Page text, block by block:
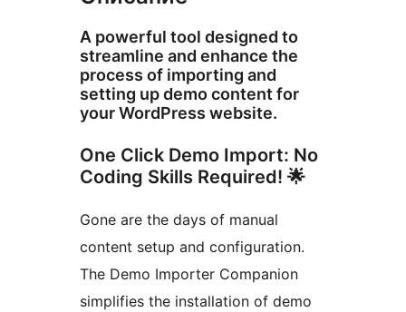
A powerful tool designed to
streamline and enhance the
process of importing and
setting up demo content for
your WordPress website.
One Click Demo Import: No
Coding Skills Required! 🌟
Gone are the days of manual
content setup and configuration.
The Demo Importer Companion
simplifies the installation of demo